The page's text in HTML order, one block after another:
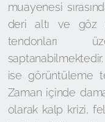
muayenesi
deri altı ve göz
tendonları
ise görüntüleme
Zaman içinde
olarak kalp krizi,